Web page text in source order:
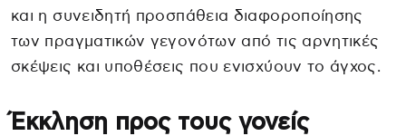
και η συνειδητή προσπάθεια διαφοροποίησης
των πραγματικών γεγονότων από τις αρνητικές
σκέψεις και υποθέσεις που ενισχύουν το άγχος.
Έκκληση προς τους γονείς